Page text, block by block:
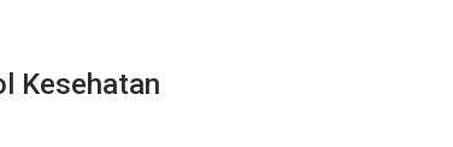
Kesehatan